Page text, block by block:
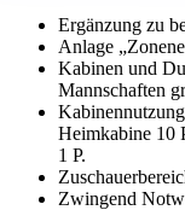
Ergänzung zu
Anlage
Kabinen und
Mannschaften
Heimkabine 10
1 P.
Zwingend